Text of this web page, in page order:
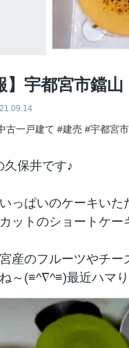
】宇都宮市鐺
古一戸建て #建売 #宇都宮市
久保井です♪
っぱいのケーキい
ットのショートケ
産のフルーツやチー
～(≡^∇^≡)最近ハマ